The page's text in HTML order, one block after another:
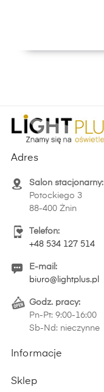
Adres
Salon stacjonarny:
Potockiego 3
88-400 Żnin
Telefon:
+48 534 127 514
E-mail:
biuro@lightplus.pl
Godz. pracy:
Pn-Pt: 9:00-16:00
Sb-Nd: nieczynne
Informacje
Sklep